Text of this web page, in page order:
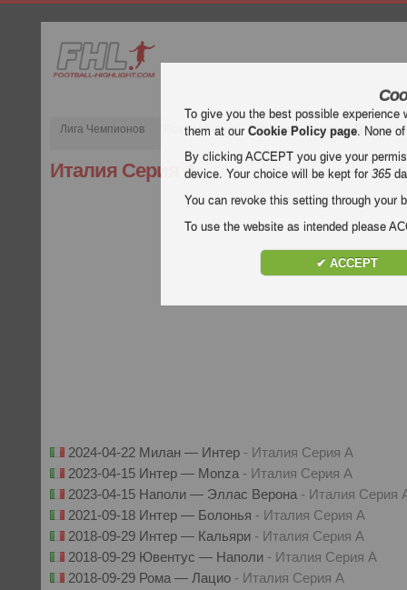
Лига Чемпионов Премьер-лига Испания Примера Дивизион
Италия Серия А
2024-04-22 Милан — Интер - Италия Серия А
2023-04-15 Интер — Monza - Италия Серия А
2023-04-15 Наполи — Эллас Верона - Италия Серия
2021-09-18 Интер — Болонья - Италия Серия А
2018-09-29 Интер — Кальяри - Италия Серия А
2018-09-29 Ювентус — Наполи - Италия Серия А
2018-09-29 Рома — Лацио - Италия Серия А
To give you the best possible
them at ourCookie Policy page. None
By clicking ACCEPT you give your
device. Your choice will be kept for365
You can revoke this setting through your
To use the website as intended please
✔ ACCEPT